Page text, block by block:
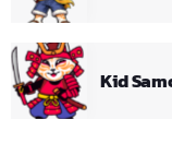
Kid